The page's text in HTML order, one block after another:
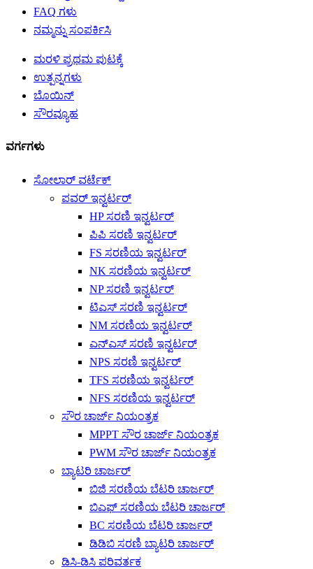
FAQ ಗಳು
ನಮ್ಮನ್ನು ಸಂಪರ್ಕಿಸಿ
ಮರಳಿ ಪ್ರಥಮ ಪುಟಕ್ಕೆ
ಉತ್ಪನ್ನಗಳು
ಬೊಯಿನ್
ಸೌರವ್ಯೂಹ
ವರ್ಗಗಳು
ಸೋಲಾರ್ ವರ್ಟೆಕ್
ಪವರ್ ಇನ್ವರ್ಟರ್
HP ಸರಣಿ ಇನ್ವರ್ಟರ್
ಪಿಪಿ ಸರಣಿ ಇನ್ವರ್ಟರ್
FS ಸರಣಿಯ ಇನ್ವರ್ಟರ್
NK ಸರಣಿಯ ಇನ್ವರ್ಟರ್
NP ಸರಣಿ ಇನ್ವರ್ಟರ್
ಟಿಎಸ್ ಸರಣಿ ಇನ್ವರ್ಟರ್
NM ಸರಣಿಯ ಇನ್ವರ್ಟರ್
ಎನ್ಎಸ್ ಸರಣಿ ಇನ್ವರ್ಟರ್
NPS ಸರಣಿ ಇನ್ವರ್ಟರ್
TFS ಸರಣಿಯ ಇನ್ವರ್ಟರ್
NFS ಸರಣಿಯ ಇನ್ವರ್ಟರ್
ಸೌರ ಚಾರ್ಜ್ ನಿಯಂತ್ರಕ
MPPT ಸೌರ ಚಾರ್ಜ್ ನಿಯಂತ್ರಕ
PWM ಸೌರ ಚಾರ್ಜ್ ನಿಯಂತ್ರಕ
ಬ್ಯಾಟರಿ ಚಾರ್ಜರ್
ಬಿಜಿ ಸರಣಿಯ ಬೆಟರಿ ಚಾರ್ಜರ್
ಬಿಎಫ್ ಸರಣಿಯ ಬೆಟರಿ ಚಾರ್ಜರ್
BC ಸರಣಿಯ ಬೆಟರಿ ಚಾರ್ಜರ್
ಡಿಡಿಬಿ ಸರಣಿ ಬ್ಯಾಟರಿ ಚಾರ್ಜರ್
ಡಿಸಿ-ಡಿಸಿ ಪರಿವರ್ತಕ